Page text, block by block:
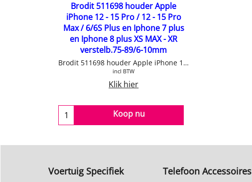
Brodit 511698 houder Apple
iPhone 12 - 15 Pro / 12 - 15 Pro
Max / 6/6S Plus en Iphone 7 plus
en Iphone 8 plus XS MAX - XR
verstelb.75-89/6-10mm
Brodit 511698 houder Apple iPhone 12 / 12 Pro / 12 Pro Max / 6/6S Plus en Iphone 7 plus en Iphone 8 plus XS MAX - XR verstelbaar Breedte 75-89 Dikte 6-10mm Geschikt voor gebruik met hoesje. Zie breedte en dikte.
incl BTW
Klik hier
Koop nu
Voertuig Specifiek Telefoon Accessoires